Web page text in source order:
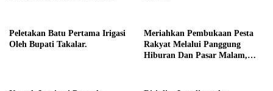
Peletakan Batu Pertama Irigasi
Oleh Bupati Takalar.
Meriahkan Pembukaan Pesta
Rakyat Melalui Panggung
Hiburan Dan Pasar Malam,